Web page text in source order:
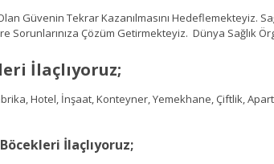
Güvenin Tekrar Kazanılmasını Hedeflemekteyiz.
Sorunlarınıza Çözüm Getirmekteyiz. Dünya Sağlık
İlaçlıyoruz;
Hotel, İnşaat, Konteyner, Yemekhane, Çiftlik,
İlaçlıyoruz;